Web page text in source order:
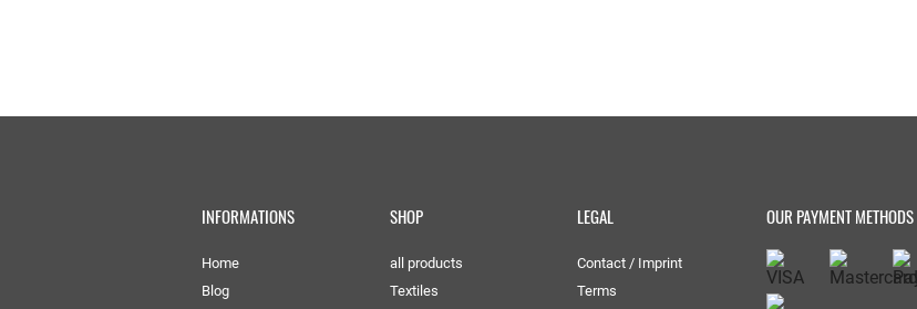
INFORMATIONS
Home
Blog
SHOP
all products
Textiles
LEGAL
Contact / Imprint
Terms
OUR PAYMENT METHODS